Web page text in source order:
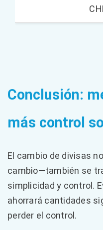
Conclusión:
más control
El cambio de divisas
cambio—también se
simplicidad y control.
ahorrará cantidades
perder el control.